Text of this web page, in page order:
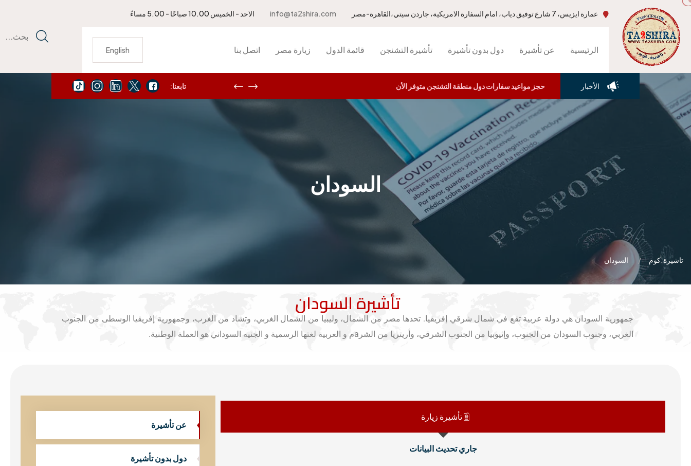
بحث...
الأخبار يمكنك الاتصال بنا لتجديد جواز سفرك الأمريكي حجز مواعيد سفارات دول منطقة التشنجن متوفر الأن تابعنا:
عمارة ايزيس، 7 شارع توفيق دياب، امام السفارة الامريكية، جاردن سيتي،القاهرة-مصر info@ta2shira.com الاحد - الخميس 10.00 صباحًا - 5.00 مساءً
الرئيسية عن تأشيرة دول بدون تأشيرة تأشيرة التشنجن قائمة الدول زيارة مصر اتصل بنا English
السودان
تاشيرة.كوم السودان
تأشيرة السودان
جمهورية السودان هي دولة عربية تقع في شمال شرقي إفريقيا. تحدها مصر من الشمال، وليبيا من الشمال الغربي، وتشاد من الغرب، وجمهورية إفريقيا الوسطى من الجنوب
الغربي، وجنوب السودان من الجنوب، وإثيوبيا من الجنوب الشرقي، وأريتريا من الشرaم و العربية لغتها الرسمية و الجنيه السوداني هو العملة الوطنية.
تأشيرة زيارة
جاري تحديث البيانات
عن تأشيرة
دول بدون تأشيرة